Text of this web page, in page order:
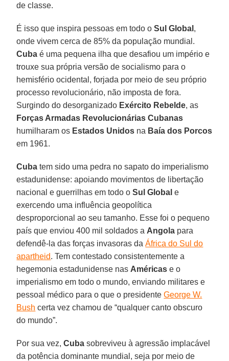
de classe.
É isso que inspira pessoas em todo oSul Global ,
onde vivem cerca de 85% da população mundial.
Cuba é uma pequena ilha que desafiou um império e
trouxe sua própria versão de socialismo para o
hemisfério ocidental, forjada por meio de seu próprio
processo revolucionário, não imposta de fora.
Surgindo do desorganizado Exército Rebelde, as
Forças Armadas Revolucionárias Cubanas
humilharam os Estados Unidos na Baía dos Porcos
em 1961.
Cuba tem sido uma pedra no sapato do imperialismo
estadunidense: apoiando movimentos de libertação
nacional e guerrilhas em todo oSul Global e
exercendo uma influência geopolítica
desproporcional ao seu tamanho. Esse foi o pequeno
país que enviou 400 mil soldados a Angola para
defendê-la das forças invasoras daÁfrica do Sul do
apartheid. Tem contestado consistentemente a
hegemonia estadunidense nas Américas e o
imperialismo em todo o mundo, enviando militares e
pessoal médico para o que o presidenteGeorge W.
Bush certa vez chamou de “qualquer canto obscuro
do mundo”.
Por sua vez,Cuba sobreviveu à agressão implacável
da potência dominante mundial, seja por meio de